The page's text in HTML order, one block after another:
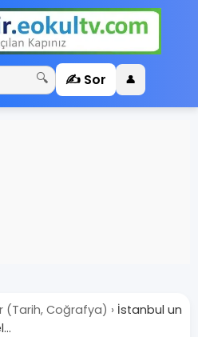
🔍 ✍️ Sor 👤
(Tarih, Coğrafya) › İstanbul un